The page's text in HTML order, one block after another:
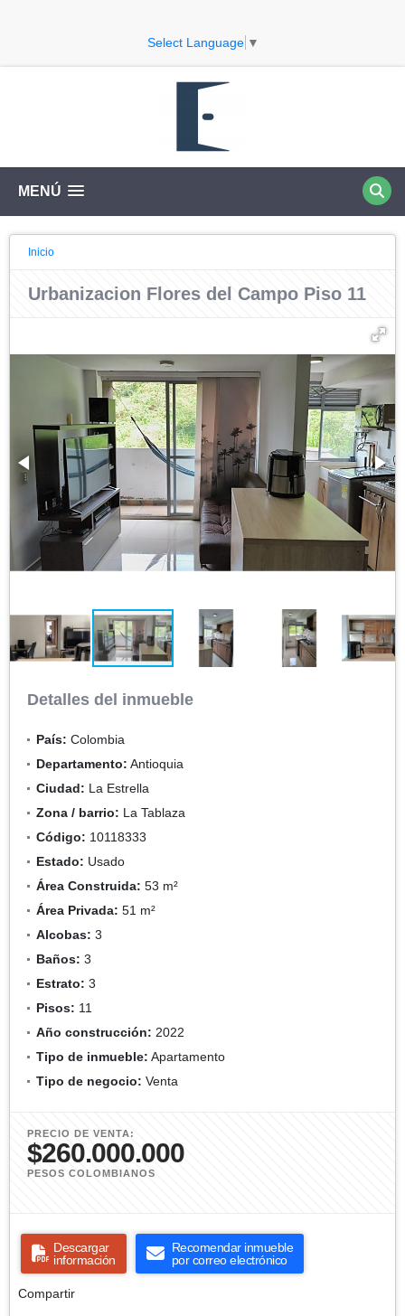
Select Language ▼
MENÚ
Inicio
Urbanizacion Flores del Campo Piso 11
Detalles del inmueble
País: Colombia
Departamento: Antioquia
Ciudad: La Estrella
Zona / barrio: La Tablaza
Código: 10118333
Estado: Usado
Área Construida: 53 m²
Área Privada: 51 m²
Alcobas: 3
Baños: 3
Estrato: 3
Pisos: 11
Año construcción: 2022
Tipo de inmueble: Apartamento
Tipo de negocio: Venta
PRECIO DE VENTA:
$260.000.000
PESOS COLOMBIANOS
Descargar
información
Recomendar inmueble
por correo electrónico
Compartir